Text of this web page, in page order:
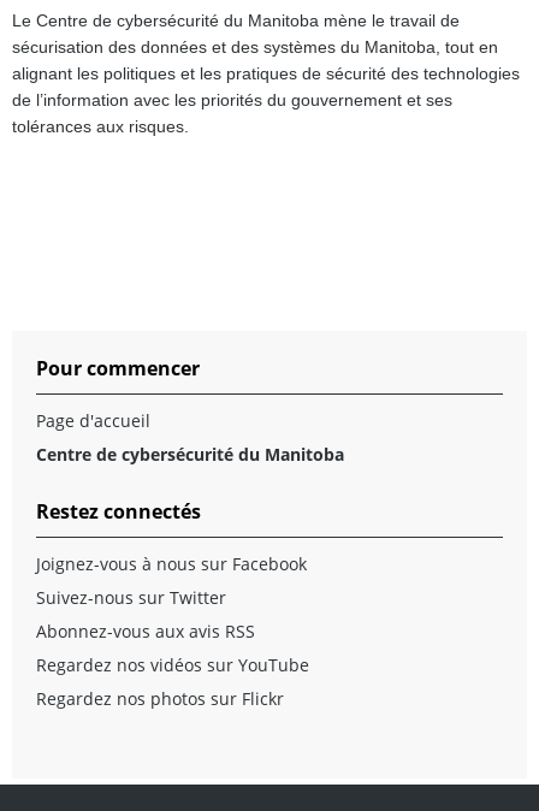
Le Centre de cybersécurité du Manitoba mène le travail de
sécurisation des données et des systèmes du Manitoba, tout en
alignant les politiques et les pratiques de sécurité des technologies
de l’information avec les priorités du gouvernement et ses
tolérances aux risques.
Pour commencer
Page d'accueil
Centre de cybersécurité du Manitoba
Restez connectés
Joignez-vous à nous sur Facebook
Suivez-nous sur Twitter
Abonnez-vous aux avis RSS
Regardez nos vidéos sur YouTube
Regardez nos photos sur Flickr